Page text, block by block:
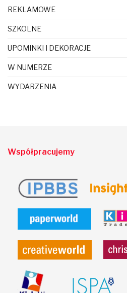
REKLAMOWE
SZKOLNE
UPOMINKI I DEKORACJE
W NUMERZE
WYDARZENIA
Współpracujemy